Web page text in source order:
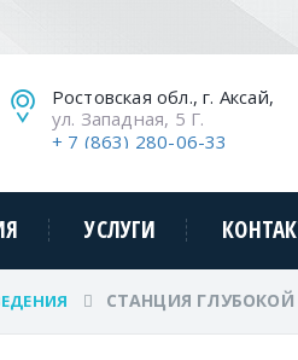
Ростовская обл., г. Аксай,
ул. Западная, 5 Г.
+ 7 (863) 280-06-33
УСЛУГИ
СТАНЦИЯ